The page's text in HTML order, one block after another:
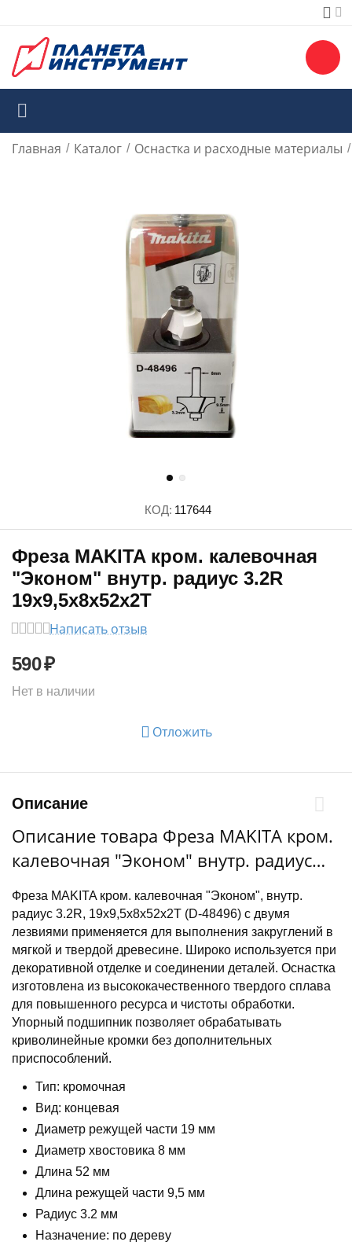
Главная / Каталог / Оснастка и расходные материалы /
КОД: 117644
Фреза MAKITA кром. калевочная
"Эконом" внутр. радиус 3.2R
19х9,5х8х52х2Т
Написать отзыв
590₽
Нет в наличии
Отложить
Описание
Описание товара Фреза MAKITA кром.
калевочная "Эконом" внутр. радиус
3.2R 19х9,5х8х52х2Т
Фреза MAKITA кром. калевочная "Эконом", внутр.
радиус 3.2R, 19х9,5х8х52х2Т (D-48496) с двумя
лезвиями применяется для выполнения закруглений в
мягкой и твердой древесине. Широко используется при
декоративной отделке и соединении деталей. Оснастка
изготовлена из высококачественного твердого сплава
для повышенного ресурса и чистоты обработки.
Упорный подшипник позволяет обрабатывать
криволинейные кромки без дополнительных
приспособлений.
Тип: кромочная
Вид: концевая
Диаметр режущей части 19 мм
Диаметр хвостовика 8 мм
Длина 52 мм
Длина режущей части 9,5 мм
Радиус 3.2 мм
Назначение: по дереву